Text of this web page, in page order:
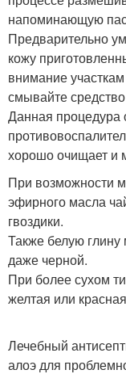
напоминающую
Предварительно
кожу
внимание
смывайте
Данная процедура
хорошо очищает и
При возможности
эфирного масла
гвоздики.
Также белую глину
даже черной.
При более сухом
желтая или
Лечебный
алоэ для